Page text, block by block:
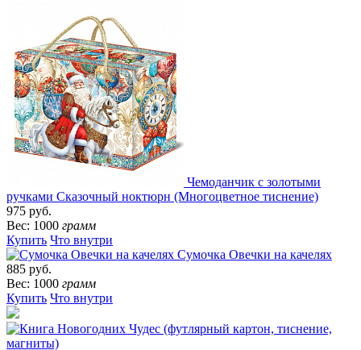
Чемоданчик с золотыми
ручками Сказочный ноктюрн (Многоцветное тиснение)
975 руб.
Вес: 1000 грамм
Купить Что внутри
Сумочка Овечки на качелях
885 руб.
Вес: 1000 грамм
Купить Что внутри